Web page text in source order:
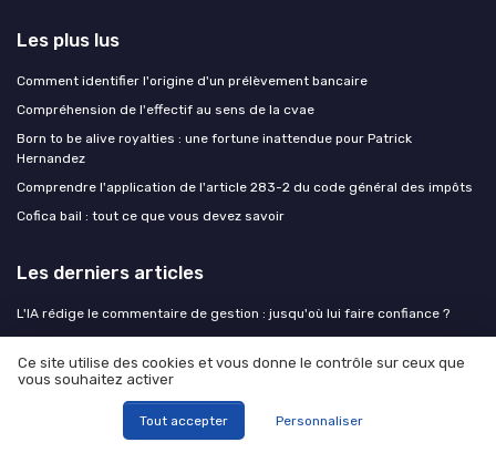
Les plus lus
Comment identifier l'origine d'un prélèvement bancaire
Compréhension de l'effectif au sens de la cvae
Born to be alive royalties : une fortune inattendue pour Patrick
Hernandez
Comprendre l'application de l'article 283-2 du code général des impôts
Cofica bail : tout ce que vous devez savoir
Les derniers articles
L'IA rédige le commentaire de gestion : jusqu'où lui faire confiance ?
transforme la fonction finance
Choisir un intégrateur ERP à Rennes pour transformer la fonction
Ce site utilise des cookies et vous donne le contrôle sur ceux que
vous souhaitez activer
Tout accepter Personnaliser